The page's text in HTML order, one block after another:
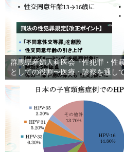
群馬県産婦人科医会『性犯罪・性
としての役割〜医療・診察を通し